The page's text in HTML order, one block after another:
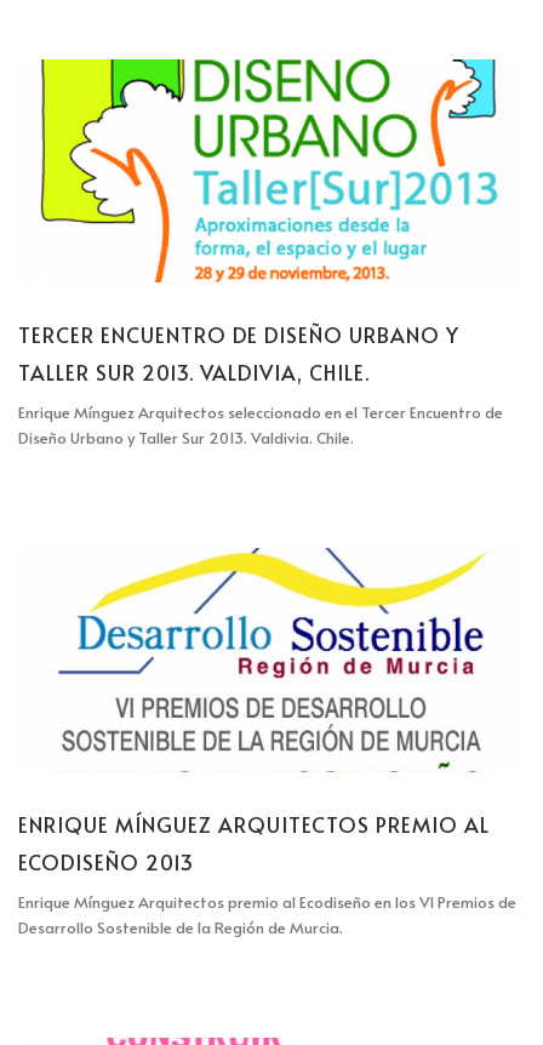
TERCER ENCUENTRO DE DISEÑO URBANO Y
TALLER SUR 2013. VALDIVIA, CHILE.
Enrique Mínguez Arquitectos seleccionado en el Tercer Encuentro de
Diseño Urbano y Taller Sur 2013. Valdivia. Chile.
ENRIQUE MÍNGUEZ ARQUITECTOS PREMIO AL
ECODISEÑO 2013
Enrique Mínguez Arquitectos premio al Ecodiseño en los VI Premios de
Desarrollo Sostenible de la Región de Murcia.